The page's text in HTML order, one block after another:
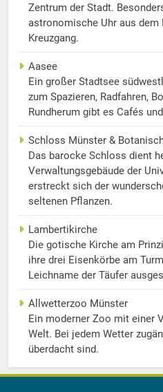
Zentrum der Stadt.
astronomische Uhr aus
Kreuzgang.
Aasee
Ein großer Stadtsee
zum Spazieren, Radfahren,
Rundherum gibt es Cafés
Schloss Münster &
Das barocke Schloss dient
Verwaltungsgebäude der
erstreckt sich der
seltenen Pflanzen.
Lambertikirche
Die gotische Kirche am
ihre drei Eisenkörbe am
Leichname der Täufer
Allwetterzoo Münster
Ein moderner Zoo mit einer
Welt. Bei jedem Wetter
überdacht sind.